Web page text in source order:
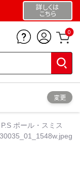
詳しくは
こちら
0
変更
P.S ポール・スミス